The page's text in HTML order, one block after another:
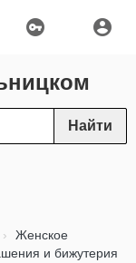
Найти
Женское
и бижутерия